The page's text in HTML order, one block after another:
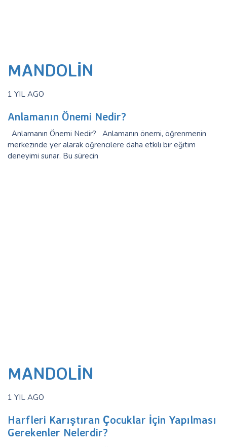
MANDOLIN
1 YIL AGO
Anlamanın Önemi Nedir?
Anlamanın Önemi Nedir? Anlamanın önemi, öğrenmenin
merkezinde yer alarak öğrencilere daha etkili bir eğitim
deneyimi sunar. Bu sürecin
MANDOLIN
1 YIL AGO
Harfleri Karıştıran Çocuklar İçin Yapılması
Gerekenler Nelerdir?